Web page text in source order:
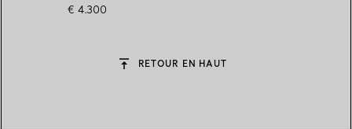
€ 4.300
RETOUR EN HAUT